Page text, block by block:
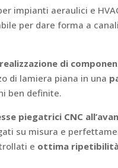
impianti aeraulici e
per dare forma a
realizzazione di
di lamiera piana in una
ben definite.
piegatrici CNC
su misura e
e ottima